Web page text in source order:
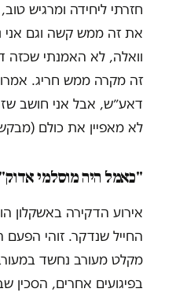
חזרתי ליחידה ומרגיש
את זה ממש קשה וגם אני
וואלה, לא האמנתי שכזה
זה מקרה ממש חריג.
דאע״ש, אבל אני חושב
לא מאפיין את כולם
"כאמל היה מוסלמי אדוק"
אירוע הדקירה באשקלון
החייל שנדקר. זוהי
מקלט מעורב נחשד
בפיגועים אחרים, הסכין